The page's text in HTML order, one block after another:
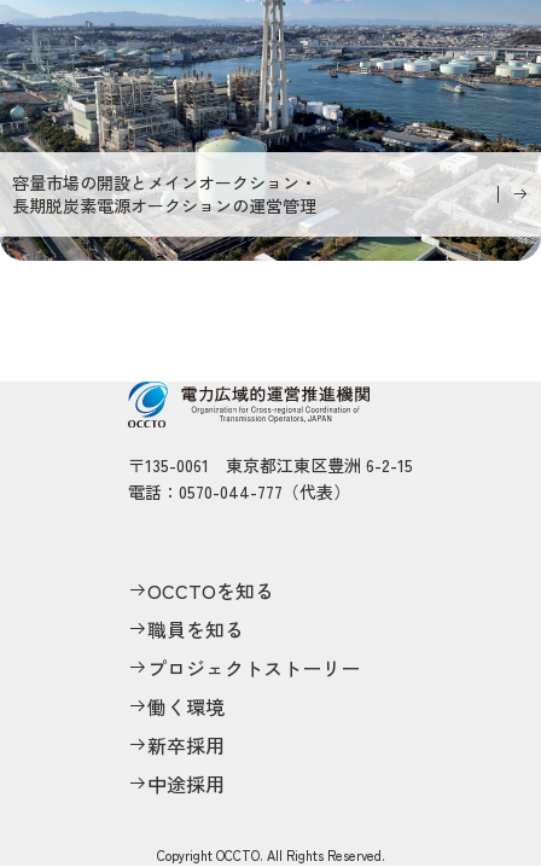
容量市場の開設とメインオークション・
長期脱炭素電源オークションの運営管理
〒135-0061 東京都江東区豊洲 6-2-15
電話：0570-044-777（代表）
OCCTOを知る
職員を知る
プロジェクトストーリー
働く環境
新卒採用
中途採用
Copyright OCCTO. All Rights Reserved.